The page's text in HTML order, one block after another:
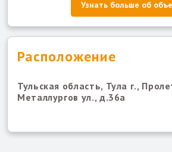
Узнать больше об
Расположение
Тульская область, Тула г.,
Металлургов ул., д.36а